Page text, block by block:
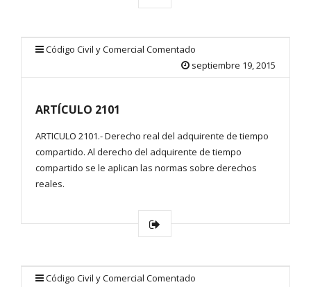
Código Civil y Comercial Comentado
septiembre 19, 2015
ARTÍCULO 2101
ARTICULO 2101.- Derecho real del adquirente de tiempo
compartido. Al derecho del adquirente de tiempo
compartido se le aplican las normas sobre derechos
reales.
Código Civil y Comercial Comentado